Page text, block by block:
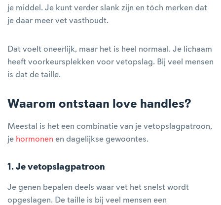
je middel. Je kunt verder slank zijn en tóch merken dat
je daar meer vet vasthoudt.
Dat voelt oneerlijk, maar het is heel normaal. Je lichaam
heeft voorkeursplekken voor vetopslag. Bij veel mensen
is dat de taille.
Waarom ontstaan love handles?
Meestal is het een combinatie van je vetopslagpatroon,
je hormonen en dagelijkse gewoontes.
1. Je vetopslagpatroon
Je genen bepalen deels waar vet het snelst wordt
opgeslagen. De taille is bij veel mensen een